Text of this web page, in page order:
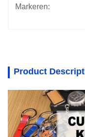
Markeren:
Product